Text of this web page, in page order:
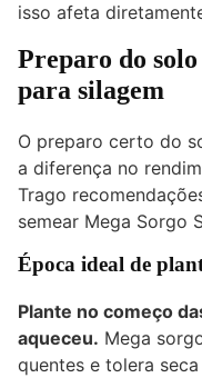
isso afeta
Preparo do
para silagem
O preparo certo do
a diferença no
Trago
semear Mega Sorgo
Época ideal de
Plante no começo
aqueceu. Mega
quentes e tolera